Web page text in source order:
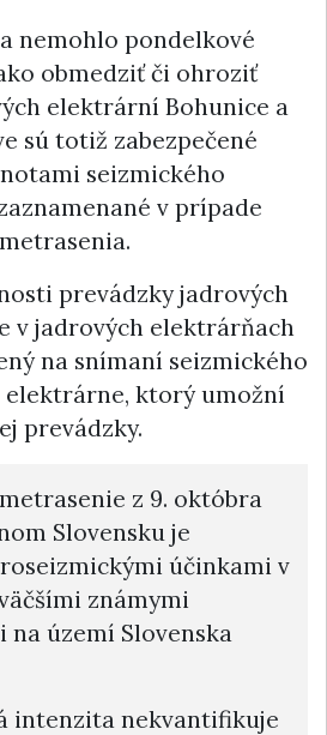
nemohlo pondelkové
obmedziť či ohroziť
elektrární Bohunice a
sú totiž zabezpečené
seizmického
v prípade
prevádzky jadrových
v jadrových elektrárňach
na snímaní seizmického
ktorý umožní
prevádzky.
z 9. októbra
Slovensku je
účinkami v
známymi
území Slovenska
intenzita nekvantifikuje